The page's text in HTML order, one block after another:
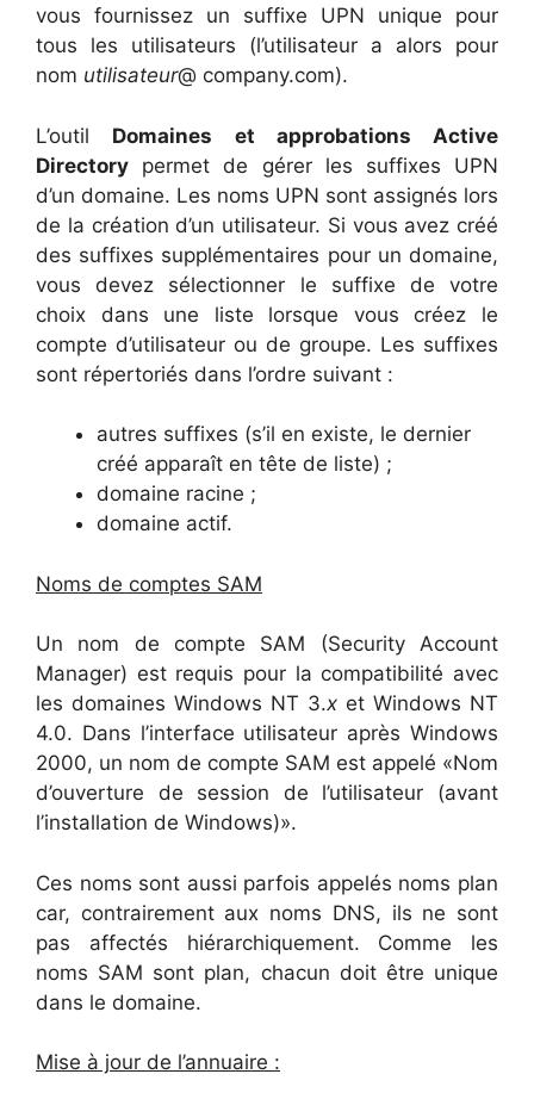
vous fournissez un suffixe UPN unique pour
tous les utilisateurs (l’utilisateur a alors pour
nom utilisateur@ company.com).
L’outil Domaines et approbations Active
Directory permet de gérer les suffixes UPN
d’un domaine. Les noms UPN sont assignés lors
de la création d’un utilisateur. Si vous avez créé
des suffixes supplémentaires pour un domaine,
vous devez sélectionner le suffixe de votre
choix dans une liste lorsque vous créez le
compte d’utilisateur ou de groupe. Les suffixes
sont répertoriés dans l’ordre suivant :
autres suffixes (s’il en existe, le dernier
créé apparaît en tête de liste) ;
domaine racine ;
domaine actif.
Noms de comptes SAM
Un nom de compte SAM (Security Account
Manager) est requis pour la compatibilité avec
les domaines Windows NT 3.x et Windows NT
4.0. Dans l’interface utilisateur après Windows
2000, un nom de compte SAM est appelé «Nom
d’ouverture de session de l’utilisateur (avant
l’installation de Windows)».
Ces noms sont aussi parfois appelés noms plan
car, contrairement aux noms DNS, ils ne sont
pas affectés hiérarchiquement. Comme les
noms SAM sont plan, chacun doit être unique
dans le domaine.
Mise à jour de l’annuaire :